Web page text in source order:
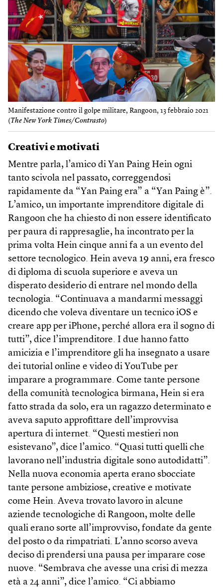
Manifestazione contro il golpe militare, Rangoon, 13 febbraio 2021
(The N​ew York Times/Contrasto)
Creativi e motivati
Mentre parla, l’amico di Yan Paing Hein ogni
tanto scivola nel passato, correggendosi
rapidamente da “Yan Paing era” a “Yan Paing è”.
L’amico, un importante imprenditore digitale di
Rangoon che ha chiesto di non essere identificato
per paura di rappresaglie, ha incontrato per la
prima volta Hein cinque anni fa a un evento del
settore tecnologico. Hein aveva 19 anni, era fresco
di diploma di scuola superiore e aveva un
disperato desiderio di entrare nel mondo della
tecnologia. “Continuava a mandarmi messaggi
dicendo che voleva diventare un tecnico iOS e
creare app per iPhone, perché allora era il sogno di
tutti”, dice l’imprenditore. I due hanno fatto
amicizia e l’imprenditore gli ha insegnato a usare
dei tutorial online e video di YouTube per
imparare a programmare. Come tante persone
della comunità tecnologica birmana, Hein si era
fatto strada da solo, era un ragazzo determinato e
aveva saputo approfittare dell’improvvisa
apertura di internet. “Questi mestieri non
esistevano”, dice l’amico. “Quasi tutti quelli che
lavorano nell’industria digitale sono autodidatti”.
Nella nuova economia aperta erano sbocciate
tante persone ambiziose, creative e motivate
come Hein. Aveva trovato lavoro in alcune
aziende tecnologiche di Rangoon, molte delle
quali erano sorte all’improvviso, fondate da gente
del posto o da rimpatriati. L’anno scorso aveva
deciso di prendersi una pausa per imparare cose
nuove. “Sembrava che avesse una crisi di mezza
età a 24 anni”, dice l’amico. “Ci abbiamo